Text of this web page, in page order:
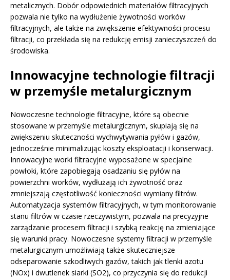
metalicznych. Dobór odpowiednich materiałów filtracyjnych
pozwala nie tylko na wydłużenie żywotności worków
filtracyjnych, ale także na zwiększenie efektywności procesu
filtracji, co przekłada się na redukcję emisji zanieczyszczeń do
środowiska.
Innowacyjne technologie filtracji
w przemyśle metalurgicznym
Nowoczesne technologie filtracyjne, które są obecnie
stosowane w przemyśle metalurgicznym, skupiają się na
zwiększeniu skuteczności wychwytywania pyłów i gazów,
jednocześnie minimalizując koszty eksploatacji i konserwacji.
Innowacyjne worki filtracyjne wyposażone w specjalne
powłoki, które zapobiegają osadzaniu się pyłów na
powierzchni worków, wydłużają ich żywotność oraz
zmniejszają częstotliwość konieczności wymiany filtrów.
Automatyzacja systemów filtracyjnych, w tym monitorowanie
stanu filtrów w czasie rzeczywistym, pozwala na precyzyjne
zarządzanie procesem filtracji i szybką reakcję na zmieniające
się warunki pracy. Nowoczesne systemy filtracji w przemyśle
metalurgicznym umożliwiają także skuteczniejsze
odseparowanie szkodliwych gazów, takich jak tlenki azotu
(NOx) i dwutlenek siarki (SO2), co przyczynia się do redukcji